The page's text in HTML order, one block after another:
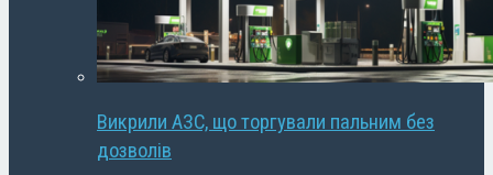
Викрили АЗС, що торгували пальним без
дозволів